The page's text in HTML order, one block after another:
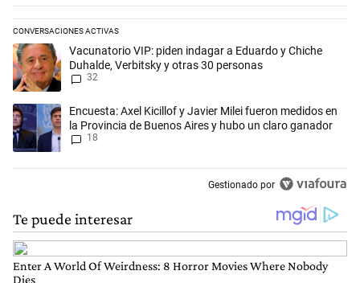
CONVERSACIONES ACTIVAS
Este listado muestra los artículos con más comentarios en los
Un artículo de tendencia con el título "Vacunatorio VIP: piden
Vacunatorio VIP: piden indagar a Eduardo y Chiche
Duhalde, Verbitsky y otras 30 personas
32
Un artículo de tendencia con el título "Encuesta: Axel Kicillof y Javier
Encuesta: Axel Kicillof y Javier Milei fueron medidos en
la Provincia de Buenos Aires y hubo un claro ganador
18
Gestionado por